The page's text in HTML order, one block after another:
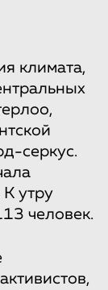
климата,
серкус.
К утру
человек.